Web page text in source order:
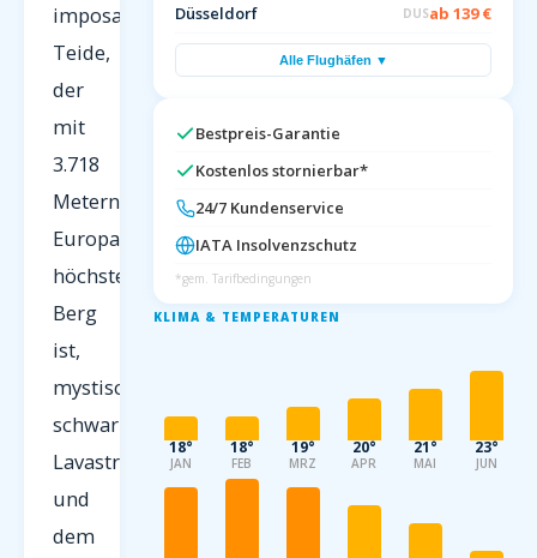
imposanten
Teide,
der
mit
3.718
Metern
Europas
höchster
Berg
ist,
mystischen
schwarzen
Lavastrände
und
dem
Düsseldorf
DUSab 139 €
Alle Flughäfen ▼
Bestpreis-Garantie
Kostenlos stornierbar*
24/7 Kundenservice
IATA Insolvenzschutz
*gem. Tarifbedingungen
KLIMA & TEMPERATUREN
18°
JAN
18°
FEB
19°
MRZ
20°
APR
21°
MAI
23°
JUN